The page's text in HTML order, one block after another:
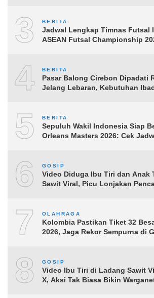
3 BERITA
Jadwal Lengkap Timnas Futsal
ASEAN Futsal Championship
4 BERITA
Pasar Balong Cirebon Dipadati
Jelang Lebaran, Kebutuhan
5 BERITA
Sepuluh Wakil Indonesia Siap
Orleans Masters 2026: Cek
6 GOSIP
Video Diduga Ibu Tiri dan Anak
Sawit Viral, Picu Lonjakan
7 OLAHRAGA
Kolombia Pastikan Tiket 32
2026, Jaga Rekor Sempurna di
8 GOSIP
Video Ibu Tiri di Ladang Sawit
X, Aksi Tak Biasa Bikin